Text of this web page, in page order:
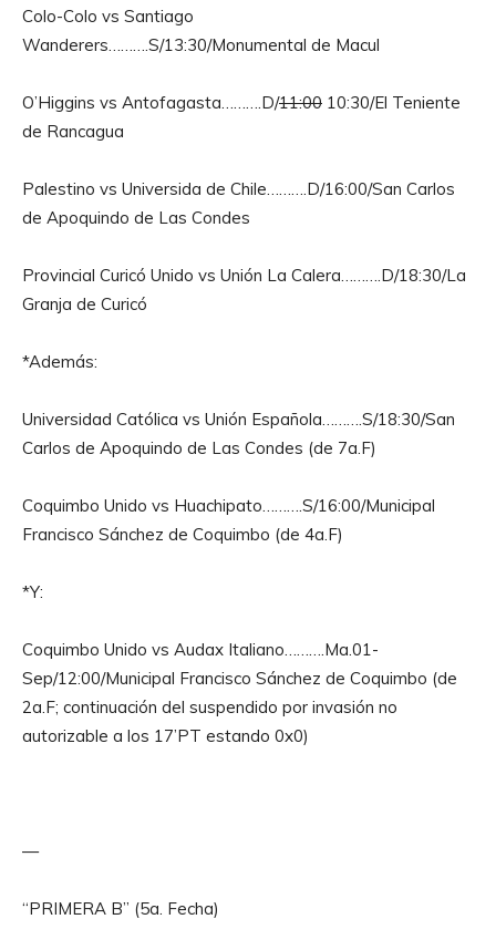
Colo-Colo vs Santiago
Wanderers……….S/13:30/Monumental de Macul
O’Higgins vs Antofagasta……….D/11:00 10:30/El Teniente
de Rancagua
Palestino vs Universida de Chile……….D/16:00/San Carlos
de Apoquindo de Las Condes
Provincial Curicó Unido vs Unión La Calera……….D/18:30/La
Granja de Curicó
*Además:
Universidad Católica vs Unión Española……….S/18:30/San
Carlos de Apoquindo de Las Condes (de 7a.F)
Coquimbo Unido vs Huachipato……….S/16:00/Municipal
Francisco Sánchez de Coquimbo (de 4a.F)
*Y:
Coquimbo Unido vs Audax Italiano……….Ma.01-
Sep/12:00/Municipal Francisco Sánchez de Coquimbo (de
2a.F; continuación del suspendido por invasión no
autorizable a los 17’PT estando 0x0)
—
“PRIMERA B” (5a. Fecha)